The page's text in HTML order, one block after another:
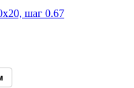
шаг 0.67